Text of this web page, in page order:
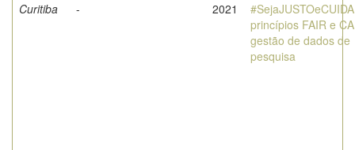
Curitiba - 2021
princípios FAIR e
gestão de dados de
pesquisa